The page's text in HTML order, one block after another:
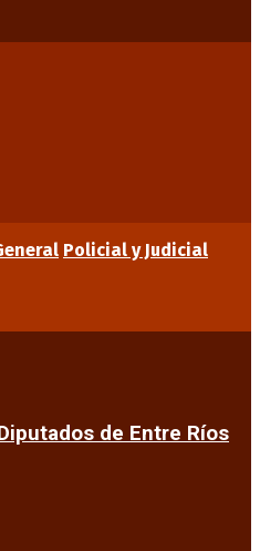
Policial y Judicial
de Entre Ríos